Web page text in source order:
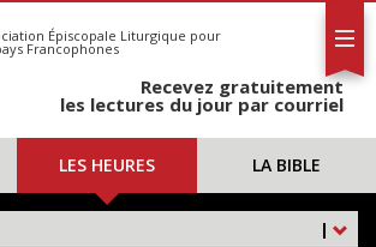
Épiscopale Liturgique pour
Francophones
Recevez gratuitement
les lectures du jour par courriel
LES HEURES LA BIBLE
|